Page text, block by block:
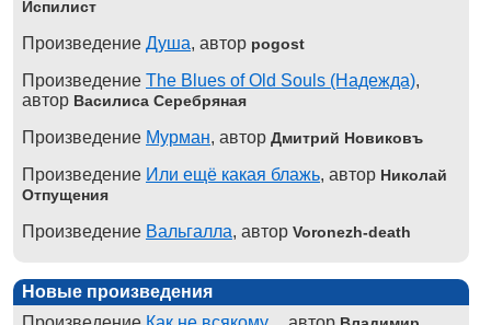
Испилист
Произведение Душа, автор pogost
Произведение The Blues of Old Souls (Надежда),
автор Василиса Серебряная
Произведение Мурман, автор Дмитрий Новиковъ
Произведение Или ещё какая блажь, автор Николай
Отпущения
Произведение Вальгалла, автор Voronezh-death
Новые произведения